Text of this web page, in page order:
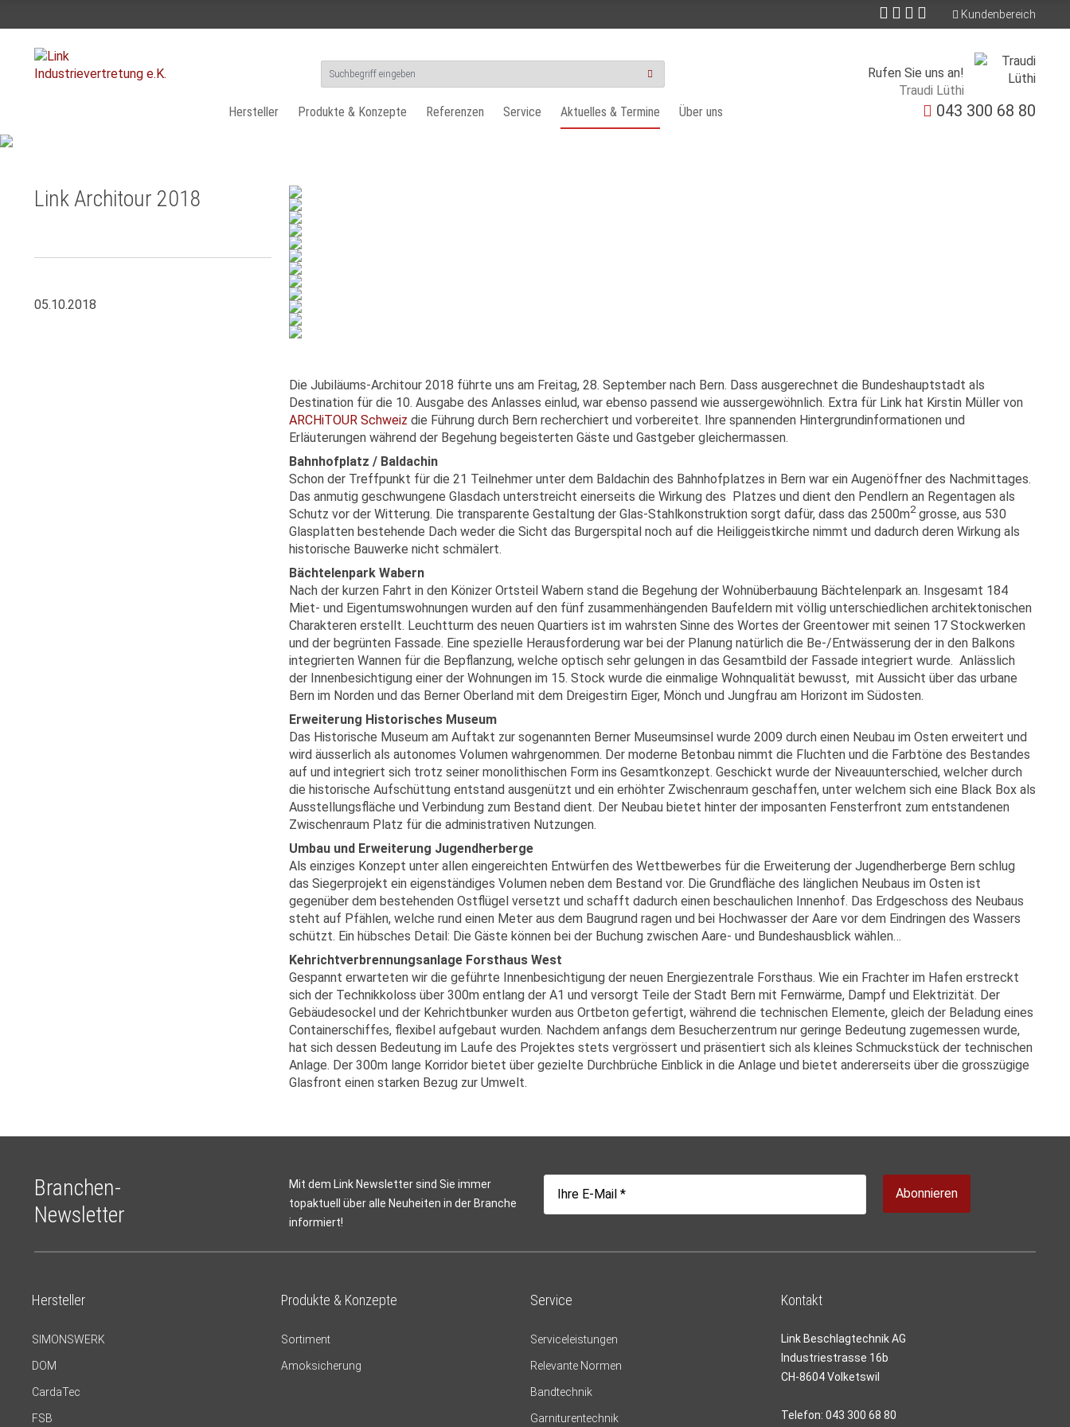
Kundenbereich
Rufen Sie uns an!
Traudi Lüthi
043 300 68 80
Hersteller Produkte & Konzepte Referenzen Service Aktuelles & Termine Über uns
Link Architour 2018
05.10.2018
Die Jubiläums-Architour 2018 führte uns am Freitag, 28. September nach Bern. Dass ausgerechnet die Bundeshauptstadt als
Destination für die 10. Ausgabe des Anlasses einlud, war ebenso passend wie aussergewöhnlich. Extra für Link hat Kirstin Müller von
ARCHiTOUR Schweiz die Führung durch Bern recherchiert und vorbereitet. Ihre spannenden Hintergrundinformationen und
Erläuterungen während der Begehung begeisterten Gäste und Gastgeber gleichermassen.
Bahnhofplatz / Baldachin
Schon der Treffpunkt für die 21 Teilnehmer unter dem Baldachin des Bahnhofplatzes in Bern war ein Augenöffner des Nachmittages.
Das anmutig geschwungene Glasdach unterstreicht einerseits die Wirkung des Platzes und dient den Pendlern an Regentagen als
Schutz vor der Witterung. Die transparente Gestaltung der Glas-Stahlkonstruktion sorgt dafür, dass das 2500m2grosse, aus 530
Glasplatten bestehende Dach weder die Sicht das Burgerspital noch auf die Heiliggeistkirche nimmt und dadurch deren Wirkung als
historische Bauwerke nicht schmälert.
Bächtelenpark Wabern
Nach der kurzen Fahrt in den Könizer Ortsteil Wabern stand die Begehung der Wohnüberbauung Bächtelenpark an. Insgesamt 184
Miet- und Eigentumswohnungen wurden auf den fünf zusammenhängenden Baufeldern mit völlig unterschiedlichen architektonischen
Charakteren erstellt. Leuchtturm des neuen Quartiers ist im wahrsten Sinne des Wortes der Greentower mit seinen 17 Stockwerken
und der begrünten Fassade. Eine spezielle Herausforderung war bei der Planung natürlich die Be-/Entwässerung der in den Balkons
integrierten Wannen für die Bepflanzung, welche optisch sehr gelungen in das Gesamtbild der Fassade integriert wurde. Anlässlich
der Innenbesichtigung einer der Wohnungen im 15. Stock wurde die einmalige Wohnqualität bewusst, mit Aussicht über das urbane
Bern im Norden und das Berner Oberland mit dem Dreigestirn Eiger, Mönch und Jungfrau am Horizont im Südosten.
Erweiterung Historisches Museum
Das Historische Museum am Auftakt zur sogenannten Berner Museumsinsel wurde 2009 durch einen Neubau im Osten erweitert und
wird äusserlich als autonomes Volumen wahrgenommen. Der moderne Betonbau nimmt die Fluchten und die Farbtöne des Bestandes
auf und integriert sich trotz seiner monolithischen Form ins Gesamtkonzept. Geschickt wurde der Niveauunterschied, welcher durch
die historische Aufschüttung entstand ausgenützt und ein erhöhter Zwischenraum geschaffen, unter welchem sich eine Black Box als
Ausstellungsfläche und Verbindung zum Bestand dient. Der Neubau bietet hinter der imposanten Fensterfront zum entstandenen
Zwischenraum Platz für die administrativen Nutzungen.
Umbau und Erweiterung Jugendherberge
Als einziges Konzept unter allen eingereichten Entwürfen des Wettbewerbes für die Erweiterung der Jugendherberge Bern schlug
das Siegerprojekt ein eigenständiges Volumen neben dem Bestand vor. Die Grundfläche des länglichen Neubaus im Osten ist
gegenüber dem bestehenden Ostflügel versetzt und schafft dadurch einen beschaulichen Innenhof. Das Erdgeschoss des Neubaus
steht auf Pfählen, welche rund einen Meter aus dem Baugrund ragen und bei Hochwasser der Aare vor dem Eindringen des Wassers
schützt. Ein hübsches Detail: Die Gäste können bei der Buchung zwischen Aare- und Bundeshausblick wählen…
Kehrichtverbrennungsanlage Forsthaus West
Gespannt erwarteten wir die geführte Innenbesichtigung der neuen Energiezentrale Forsthaus. Wie ein Frachter im Hafen erstreckt
sich der Technikkoloss über 300m entlang der A1 und versorgt Teile der Stadt Bern mit Fernwärme, Dampf und Elektrizität. Der
Gebäudesockel und der Kehrichtbunker wurden aus Ortbeton gefertigt, während die technischen Elemente, gleich der Beladung eines
Containerschiffes, flexibel aufgebaut wurden. Nachdem anfangs dem Besucherzentrum nur geringe Bedeutung zugemessen wurde,
hat sich dessen Bedeutung im Laufe des Projektes stets vergrössert und präsentiert sich als kleines Schmuckstück der technischen
Anlage. Der 300m lange Korridor bietet über gezielte Durchbrüche Einblick in die Anlage und bietet andererseits über die grosszügige
Glasfront einen starken Bezug zur Umwelt.
Branchen-
Newsletter
Mit dem Link Newsletter sind Sie immer
topaktuell über alle Neuheiten in der Branche
informiert!
Abonnieren
Hersteller
SIMONSWERK
DOM
CardaTec
FSB
Produkte & Konzepte
Sortiment
Amoksicherung
Service
Serviceleistungen
Relevante Normen
Bandtechnik
Garniturentechnik
Kontakt
Link Beschlagtechnik AG
Industriestrasse 16b
CH-8604 Volketswil
Telefon:043 300 68 80